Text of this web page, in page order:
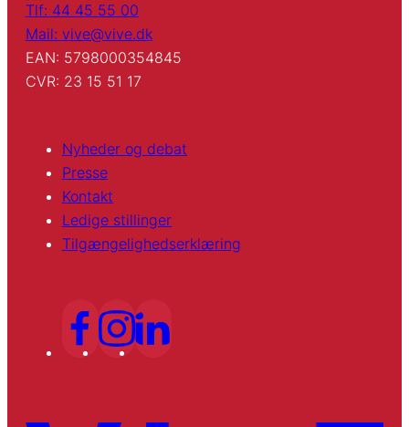
Tlf: 44 45 55 00
Mail: vive@vive.dk
EAN: 5798000354845
CVR: 23 15 51 17
Nyheder og debat
Presse
Kontakt
Ledige stillinger
Tilgængelighedserklæring